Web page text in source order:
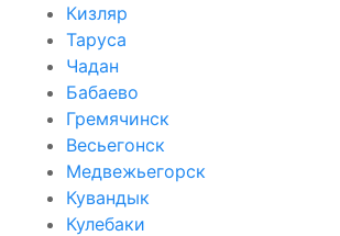
Кизляр
Таруса
Чадан
Бабаево
Гремячинск
Весьегонск
Медвежьегорск
Кувандык
Кулебаки